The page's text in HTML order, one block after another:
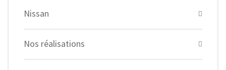
Nissan
Nos réalisations